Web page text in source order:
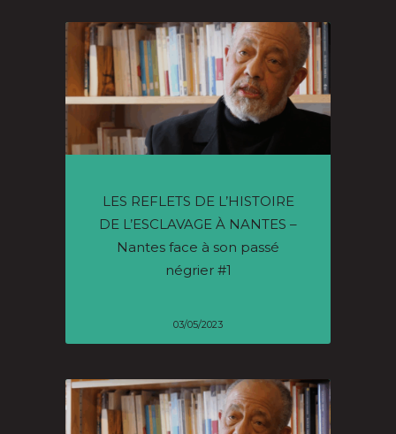
LES REFLETS DE L’HISTOIRE
DE L’ESCLAVAGE À NANTES –
Nantes face à son passé
négrier #1
03/05/2023